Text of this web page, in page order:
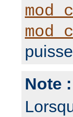
Note :